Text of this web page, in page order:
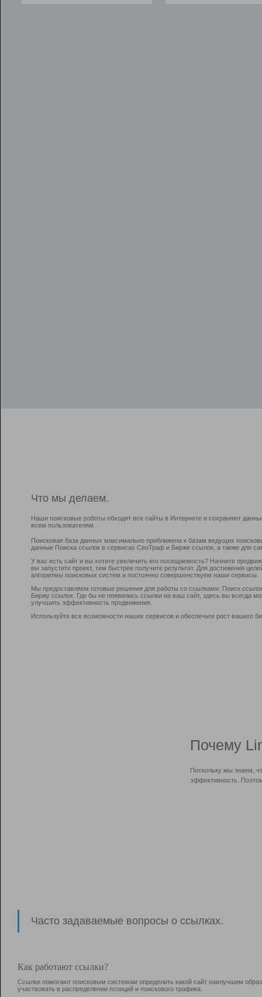
Что мы делаем.
Наши поисковые роботы обходят все сайты в Интернете и сохраняют
всем пользователям.
Поисковая база данных максимально приближена к базам ведущих
данные Поиска ссылок в сервисах СеоТраф и Бирже ссылок, а также для
У вас есть сайт и вы хотите увеличить его посещаемость? Начните
вы запустите проект, тем быстрее получите результат. Для достижения
алгоритмы поисковых систем и постоянно совершенствуем наши сервисы.
Мы предоставляем готовые решения для работы со ссылками: Поиск
Биржу ссылок. Где бы не появились ссылки на ваш сайт, здесь вы всегда
улучшить эффективность продвижения.
Используйте все возможности наших сервисов и обеспечьте рост вашего
Почему
Поскольку мы знаем,
эффективность.
Часто задаваемые вопросы о ссылках.
Как работают ссылки?
Ссылки помогают поисковым системам определить какой сайт наилучшим
участвовать в раcпределении позиций и поискового трафика.